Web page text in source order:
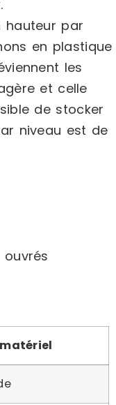
hauteur par
en plastique
les
et celle
de stocker
niveau est de
ouvrés